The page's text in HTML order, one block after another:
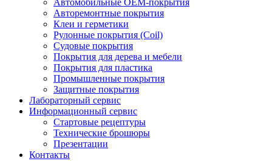
Автомобильные ОЕМ-покрытия
Авторемонтные покрытия
Клеи и герметики
Рулонные покрытия (Coil)
Судовые покрытия
Покрытия для дерева и мебели
Покрытия для пластика
Промышленные покрытия
Защитные покрытия
Лабораторный сервис
Информационный сервис
Стартовые рецептуры
Технические брошюры
Презентации
Контакты